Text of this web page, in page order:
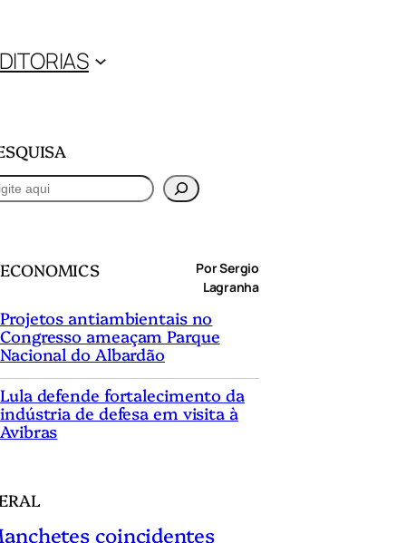
ECONOMICS
Por Sergio
Lagranha
Projetos antiambientais no
Congresso ameaçam Parque
Nacional do Albardão
Lula defende fortalecimento da
indústria de defesa em visita à
Avibras
coincidentes